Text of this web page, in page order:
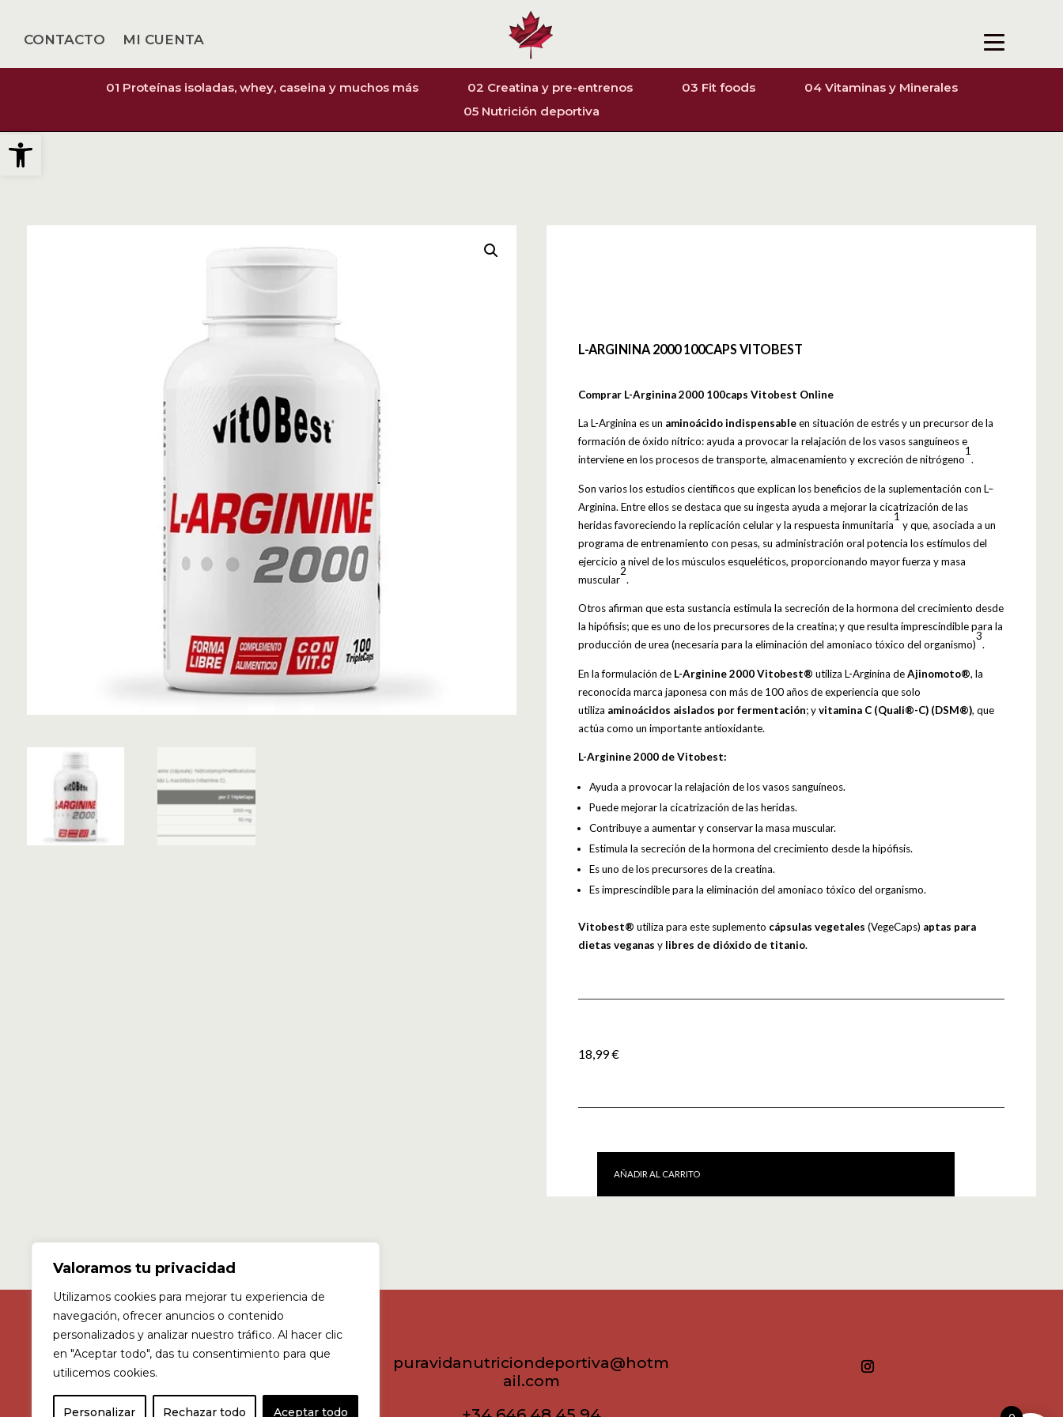
Abrir barra de herramientas
Valoramos tu privacidad
Utilizamos cookies para mejorar tu experiencia de
navegación, ofrecer anuncios o contenido
personalizados y analizar nuestro tráfico. Al hacer clic
en "Aceptar todo", das tu consentimiento para que
utilicemos cookies.
Personalizar Rechazar todo Aceptar todo
CONTACTO MI CUENTA
01 Proteínas isoladas, whey, caseina y muchos más 02 Creatina y pre-entrenos 03 Fit foods
04 Vitaminas y Minerales
05 Nutrición deportiva
L-ARGININA 2000 100CAPS VITOBEST
Comprar L-Arginina 2000 100caps Vitobest Online
La L-Arginina es un aminoácido indispensableen situación de estrés y un precursor de la
formación de óxido nítrico: ayuda a provocar la relajación de los vasos sanguíneos e
interviene en los procesos de transporte, almacenamiento y excreción de nitrógeno
1
.
Son varios los estudios científicos que explican los beneficios de la suplementación con L–
Arginina. Entre ellos se destaca que su ingesta ayuda a mejorar la cicatrización de las
heridas favoreciendo la replicación celular y la respuesta inmunitaria
1
y que, asociada a un
programa de entrenamiento con pesas, su administración oral potencia los estímulos del
ejercicio a nivel de los músculos esqueléticos, proporcionando mayor fuerza y masa
muscular
2
.
Otros afirman que esta sustancia estimula la secreción de la hormona del crecimiento desde
la hipófisis; que es uno de los precursores de la creatina; y que resulta imprescindible para la
producción de urea (necesaria para la eliminación del amoniaco tóxico del organismo)
3
.
En la formulación de L-Arginine 2000 Vitobest® utiliza L-Arginina deAjinomoto®, la
reconocida marca japonesa con más de 100 años de experiencia que solo
utiliza aminoácidos aislados por fermentación; yvitamina C (Quali®-C) (DSM®), que
actúa como un importante antioxidante.
L-Arginine 2000 de Vitobest:
Ayuda a provocar la relajación de los vasos sanguíneos.
Puede mejorar la cicatrización de las heridas.
Contribuye a aumentar y conservar la masa muscular.
Estimula la secreción de la hormona del crecimiento desde la hipófisis.
Es uno de los precursores de la creatina.
Es imprescindible para la eliminación del amoniaco tóxico del organismo.
Vitobest® utiliza para este suplemento cápsulas vegetales (VegeCaps) aptas para
dietas veganas y libres de dióxido de titanio.
18,99€
Arginina
AÑADIR AL CARRITO
c/ Agricultura 1, Jerez, Spain 11407
Consultar horario >
puravidanutriciondeportiva@hotm
ail.com